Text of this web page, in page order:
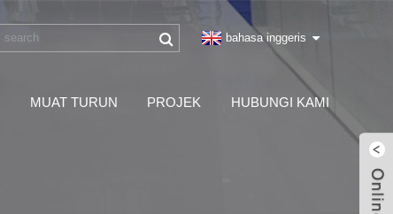
bahasa inggeris
MUAT TURUN PROJEK HUBUNGI KAMI